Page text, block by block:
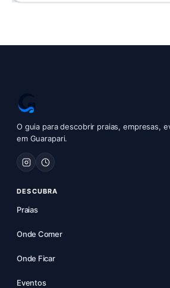
O guia para descobrir praias, empresas,
em Guarapari.
DESCUBRA
Praias
Onde Comer
Onde Ficar
Eventos